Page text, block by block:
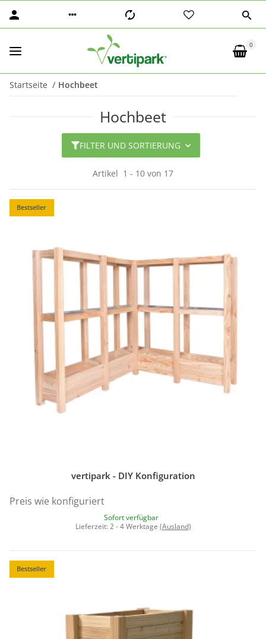
0
Startseite Hochbeet
Hochbeet
FILTER UND SORTIERUNG
Artikel 1 - 10 von 17
Bestseller
vertipark - DIY Konfiguration
Preis wie konfiguriert
Sofort verfügbar
Lieferzeit: 2 - 4 Werktage (Ausland)
Bestseller